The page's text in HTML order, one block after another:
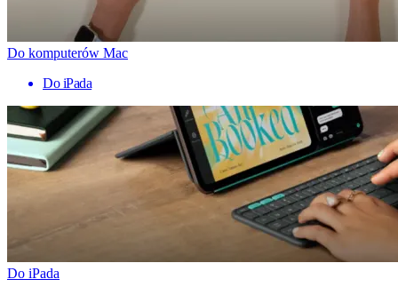
Do komputerów Mac
Do iPada
Do iPada